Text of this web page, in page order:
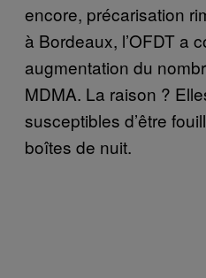
encore, précarisation
à Bordeaux, l’OFDT a
augmentation du
MDMA. La raison ?
susceptibles d’être
boîtes de nuit.